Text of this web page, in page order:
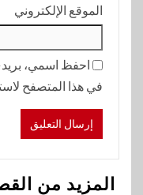
الموقع الإلكتروني
احفظ اسمي،
في هذا المتصفح
المزيد من